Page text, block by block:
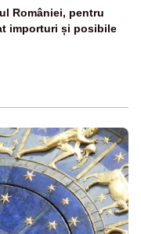
României, pentru
importuri și posibile